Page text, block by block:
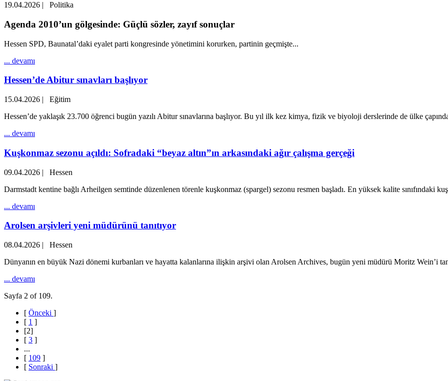
19.04.2026 | Politika
Agenda 2010’un gölgesinde: Güçlü sözler, zayıf sonuçlar
Hessen SPD, Baunatal’daki eyalet parti kongresinde yönetimini korurken, partinin geçmişte...
... devamı
Hessen’de Abitur sınavları başlıyor
15.04.2026 |
Eğitim
Hessen’de yaklaşık 23.700 öğrenci bugün yazılı Abitur sınavlarına başlıyor. Bu yıl ilk kez kimya, fizik ve biyoloji derslerinde de ülke
... devamı
Kuşkonmaz sezonu açıldı: Sofradaki “beyaz altın”ın arkasındaki ağır çalışma gerçeği
09.04.2026 |
Hessen
Darmstadt kentine bağlı Arheilgen semtinde düzenlenen törenle kuşkonmaz (spargel) sezonu resmen başladı. En yüksek kalite sınıfındaki
... devamı
Arolsen arşivleri yeni müdürünü tanıtıyor
08.04.2026 |
Hessen
Dünyanın en büyük Nazi dönemi kurbanları ve hayatta kalanlarına ilişkin arşivi olan Arolsen Archives, bugün yeni müdürü Moritz Wein’i
... devamı
Sayfa 2 of 109.
[ Önceki ]
[ 1 ]
[2]
[ 3 ]
...
[ 109 ]
[ Sonraki ]